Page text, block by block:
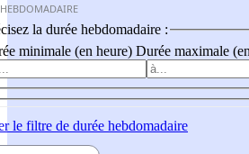
la durée hebdomadaire :
minimale (en heure) Durée maximale
le filtre de durée hebdomadaire